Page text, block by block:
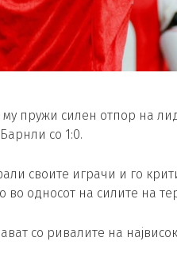
пружи силен отпор на
со 1:0.
своите играчи и го
односот на силите на
со ривалите на